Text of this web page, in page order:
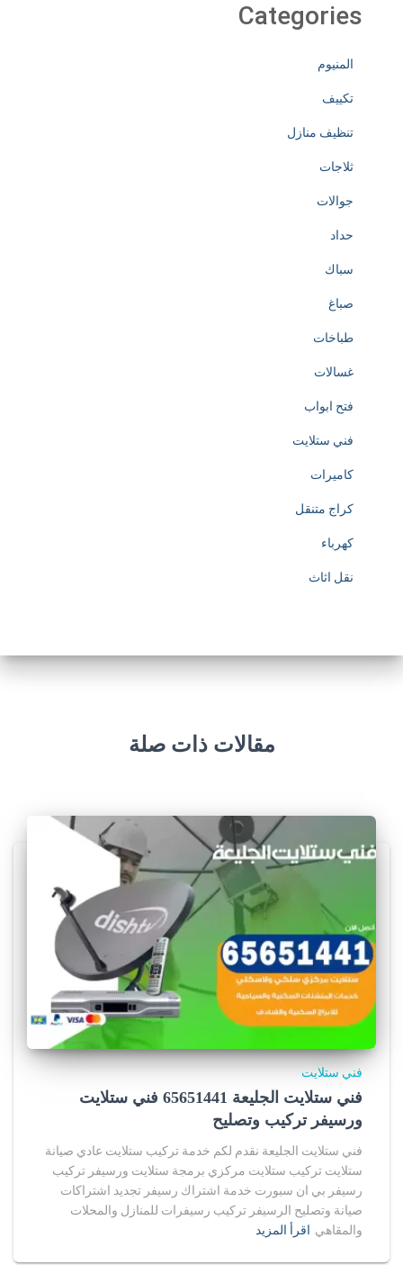
Categories
المنيوم
تكييف
تنظيف منازل
ثلاجات
جوالات
حداد
سباك
صباغ
طباخات
غسالات
فتح ابواب
فني ستلايت
كاميرات
كراج متنقل
كهرباء
نقل اثاث
مقالات ذات صلة
فني ستلايت
فني ستلايت الجليعة 65651441 فني ستلايت
ورسيفر تركيب وتصليح
فني ستلايت الجليعة نقدم لكم خدمة تركيب ستلايت عادي صيانة
ستلايت تركيب ستلايت مركزي برمجة ستلايت ورسيفر تركيب
رسيفر بي ان سبورت خدمة اشتراك رسيفر تجديد اشتراكات
صيانة وتصليح الرسيفر تركيب رسيفرات للمنازل والمحلات
والمقاهي اقرأ المزيد